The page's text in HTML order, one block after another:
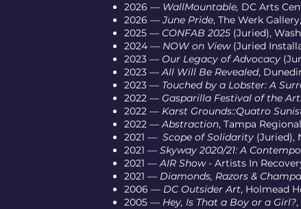
2026 — WallMountable, DC Arts
2026 —June Pride, The Werk
2025 — CONFAB 2025 (Juried),
2024 — NOW on View(Juried
2023 — Our Legacy of Advocacy
2023 —All Will Be Revealed,
2023 — Touched by a Lobster: A
2022 — Gasparilla Festival of the
2022 — Karst Grounds::Quatro
2022 —Abstraction, Tampa
2021 — Scope of Solidarity (Juried),
2021 — Skyway 2020/21: A
2021 —AIR Show- Artists In
2021 — Diamonds, Razors &
2006 — DC Outsider Art, Holmead
2005 — Hey, Is That a Boy or a Girl?,